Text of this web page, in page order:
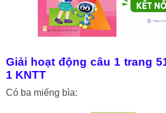
Giải hoạt động câu 1 trang
1 KNTT
Có ba miếng bìa: